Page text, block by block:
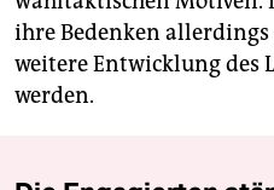
ihre Bedenken
weitere Entwicklung des
werden.